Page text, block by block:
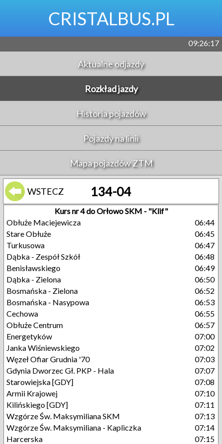
CRISTALBUS.PL
09:26:17
Aktualne odjazdy
Rozkład jazdy
Historia pojazdów
Pojazdy na linii
Mapa pojazdów ZTM
WSTECZ 134-04
Kurs nr 4 do Orłowo SKM - "Klif"
Obłuże Maciejewicza
06:44
Stare Obłuże
06:45
Turkusowa
06:47
Dąbka - Zespół Szkół
06:48
Benisławskiego
06:49
Dąbka - Zielona
06:50
Bosmańska - Zielona
06:52
Bosmańska - Nasypowa
06:53
Cechowa
06:55
Obłuże Centrum
06:57
Energetyków
07:00
Janka Wiśniewskiego
07:02
Węzeł Ofiar Grudnia '70
07:03
Gdynia Dworzec Gł. PKP - Hala
07:07
Starowiejska [GDY]
07:08
Armii Krajowej
07:10
Kilińskiego [GDY]
07:11
Wzgórze Św. Maksymiliana SKM
07:13
Wzgórze Św. Maksymiliana - Kapliczka
07:14
Harcerska
07:15